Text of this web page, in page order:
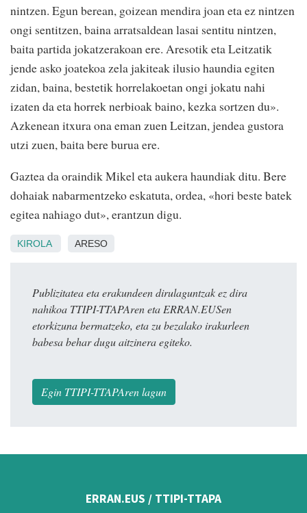
nintzen. Egun berean, goizean mendira joan eta ez nintzen
ongi sentitzen, baina arratsaldean lasai sentitu nintzen,
baita partida jokatzerakoan ere. Aresotik eta Leitzatik
jende asko joatekoa zela jakiteak ilusio haundia egiten
zidan, baina, bestetik horrelakoetan ongi jokatu nahi
izaten da eta horrek nerbioak baino, kezka sortzen du».
Azkenean itxura ona eman zuen Leitzan, jendea gustora
utzi zuen, baita bere burua ere.
Gaztea da oraindik Mikel eta aukera haundiak ditu. Bere
dohaiak nabarmentzeko eskatuta, ordea, «hori beste batek
egitea nahiago dut», erantzun digu.
KIROLA ARESO
Publizitatea eta erakundeen dirulaguntzak ez dira
nahikoa TTIPI-TTAPAren eta ERRAN.EUSen
etorkizuna bermatzeko, eta zu bezalako irakurleen
babesa behar dugu aitzinera egiteko.
Egin TTIPI-TTAPAren lagun
ERRAN.EUS / TTIPI-TTAPA